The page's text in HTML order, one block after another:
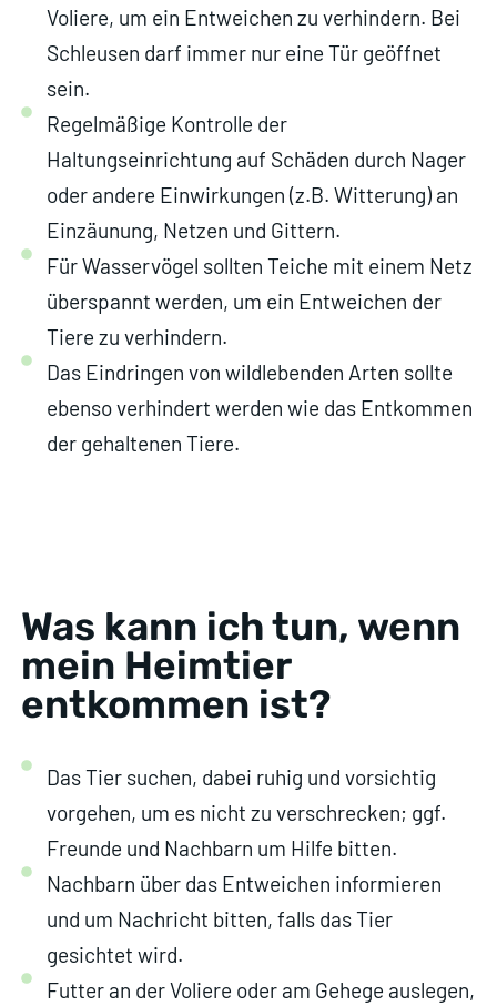
Voliere, um ein Entweichen zu verhindern. Bei
Schleusen darf immer nur eine Tür geöffnet
sein.
Regelmäßige Kontrolle der
Haltungseinrichtung auf Schäden durch Nager
oder andere Einwirkungen (z.B. Witterung) an
Einzäunung, Netzen und Gittern.
Für Wasservögel sollten Teiche mit einem Netz
überspannt werden, um ein Entweichen der
Tiere zu verhindern.
Das Eindringen von wildlebenden Arten sollte
ebenso verhindert werden wie das Entkommen
der gehaltenen Tiere.
Was kann ich tun, wenn
mein Heimtier
entkommen ist?
Das Tier suchen, dabei ruhig und vorsichtig
vorgehen, um es nicht zu verschrecken; ggf.
Freunde und Nachbarn um Hilfe bitten.
Nachbarn über das Entweichen informieren
und um Nachricht bitten, falls das Tier
gesichtet wird.
Futter an der Voliere oder am Gehege auslegen,